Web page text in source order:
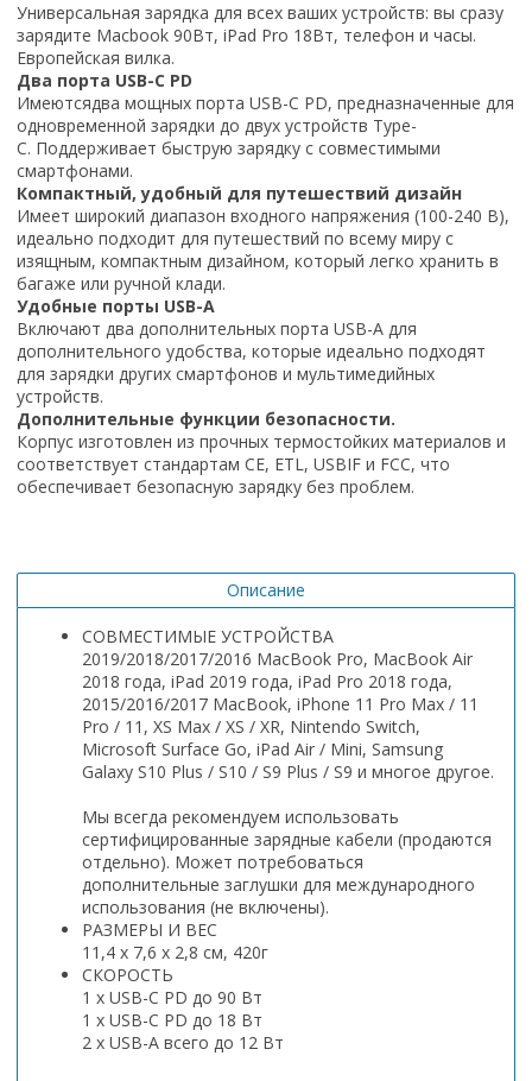
Универсальная зарядка для всех ваших устройств: вы сразу
зарядите Macbook 90Вт, iPad Pro 18Вт, телефон и часы.
Европейская вилка.
Два порта USB-C PD
Имеютсядва мощных порта USB-C PD, предназначенные для
одновременной зарядки до двух устройств Type-
C. Поддерживает быструю зарядку с совместимыми
смартфонами.
Компактный, удобный для путешествий дизайн
Имеет широкий диапазон входного напряжения (100-240 В),
идеально подходит для путешествий по всему миру с
изящным, компактным дизайном, который легко хранить в
багаже ​​или ручной клади.
Удобные порты USB-A
Включают два дополнительных порта USB-A для
дополнительного удобства, которые идеально подходят
для зарядки других смартфонов и мультимедийных
устройств.
Дополнительные функции безопасности.
Корпус изготовлен из прочных термостойких материалов и
соответствует стандартам CE, ETL, USBIF и FCC, что
обеспечивает безопасную зарядку без проблем.
Описание
СОВМЕСТИМЫЕ УСТРОЙСТВА
2019/2018/2017/2016 MacBook Pro, MacBook Air
2018 года, iPad 2019 года, iPad Pro 2018 года,
2015/2016/2017 MacBook, iPhone 11 Pro Max / 11
Pro / 11, XS Max / XS / XR, Nintendo Switch,
Microsoft Surface Go, iPad Air / Mini, Samsung
Galaxy S10 Plus / S10 / S9 Plus / S9 и многое другое.
Мы всегда рекомендуем использовать
сертифицированные зарядные кабели (продаются
отдельно). Может потребоваться
дополнительные заглушки для международного
использования (не включены).
РАЗМЕРЫ И ВЕС
11,4 x 7,6 x 2,8 см, 420г
СКОРОСТЬ
1 х USB-C PD до 90 Вт
1 х USB-C PD до 18 Вт
2 х USB-A всего до 12 Вт